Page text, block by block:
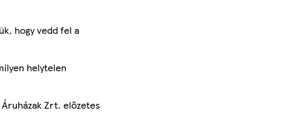
hogy vedd fel a
helytelen
Zrt. előzetes